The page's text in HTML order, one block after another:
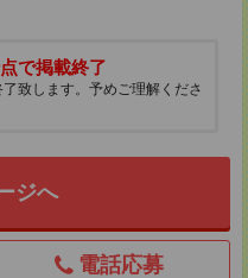
で掲載終了
致します。予めご理解くださ
ジへ
電話応募